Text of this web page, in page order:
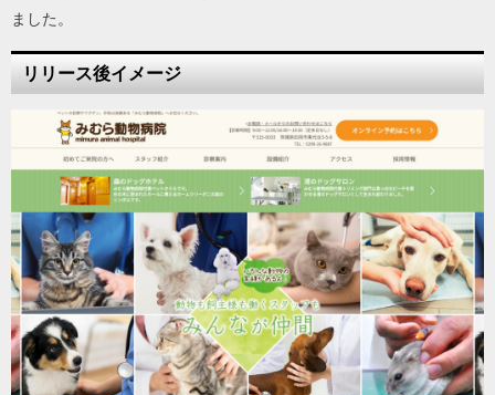
ました。
リリース後イメージ